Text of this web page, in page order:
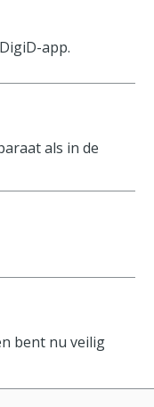
app.
als in de
bent nu veilig